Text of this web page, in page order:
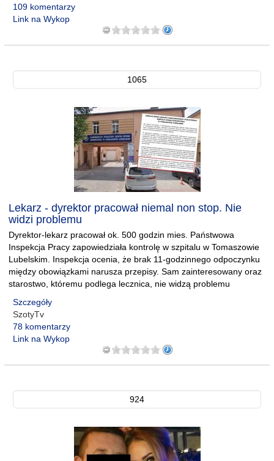
109 komentarzy
Link na Wykop
1065
Lekarz - dyrektor pracował niemal non stop. Nie
widzi problemu
Dyrektor-lekarz pracował ok. 500 godzin mies. Państwowa
Inspekcja Pracy zapowiedziała kontrolę w szpitalu w Tomaszowie
Lubelskim. Inspekcja ocenia, że brak 11-godzinnego odpoczynku
między obowiązkami narusza przepisy. Sam zainteresowany oraz
starostwo, któremu podlega lecznica, nie widzą problemu
Szczegóły
SzotyTv
78 komentarzy
Link na Wykop
924